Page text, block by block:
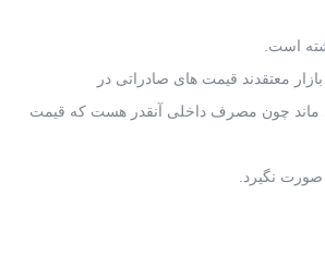
است.
معتقدند قیمت های صادراتی در
ماند چون مصرف داخلی آنقدر هست که قیمت
نگیرد.